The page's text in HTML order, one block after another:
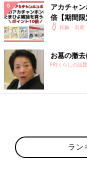
アカチャ
倍【期間限
妊娠・出産
お墓の撤
PR(くらしの話
ラン